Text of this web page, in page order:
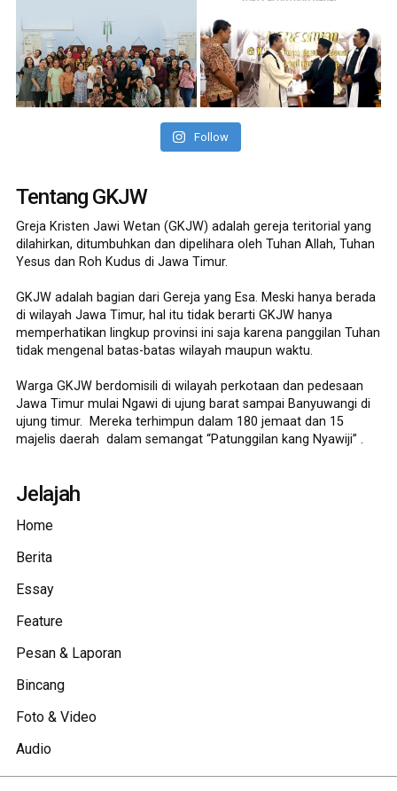
Follow
Tentang GKJW
Greja Kristen Jawi Wetan (GKJW) adalah gereja teritorial yang
dilahirkan, ditumbuhkan dan dipelihara oleh Tuhan Allah, Tuhan
Yesus dan Roh Kudus di Jawa Timur.
GKJW adalah bagian dari Gereja yang Esa. Meski hanya berada
di wilayah Jawa Timur, hal itu tidak berarti GKJW hanya
memperhatikan lingkup provinsi ini saja karena panggilan Tuhan
tidak mengenal batas-batas wilayah maupun waktu.
Warga GKJW berdomisili di wilayah perkotaan dan pedesaan
Jawa Timur mulai Ngawi di ujung barat sampai Banyuwangi di
ujung timur. Mereka terhimpun dalam 180 jemaat dan 15
majelis daerah dalam semangat “Patunggilan kang Nyawiji” .
Jelajah
Home
Berita
Essay
Feature
Pesan & Laporan
Bincang
Foto & Video
Audio